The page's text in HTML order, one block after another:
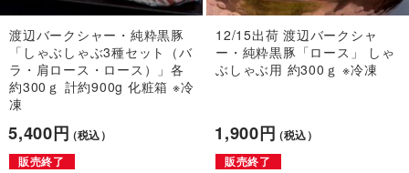
渡辺バークシャー・純粋黒豚
「しゃぶしゃぶ3種セット（バ
ラ・肩ロース・ロース）」各
約300ｇ 計約900g 化粧箱 ※冷
凍
5,400円（税込）
販売終了
12/15出荷 渡辺バークシャ
ー・純粋黒豚「ロース」 しゃ
ぶしゃぶ用 約300ｇ ※冷凍
1,900円（税込）
販売終了